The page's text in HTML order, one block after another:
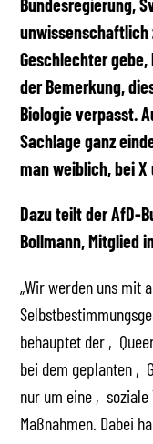
Bundesregierung,
unwissenschaftlich
Geschlechter
der Bemerkung,
Biologie verpasst.
Sachlage ganz
man weiblich, bei X
Dazu teilt der AfD-
Bollmann, Mitglied
„Wir werden uns mit
behauptet der
bei dem geplanten
nur um eine ‚soziale
Maßnahmen. Dabei